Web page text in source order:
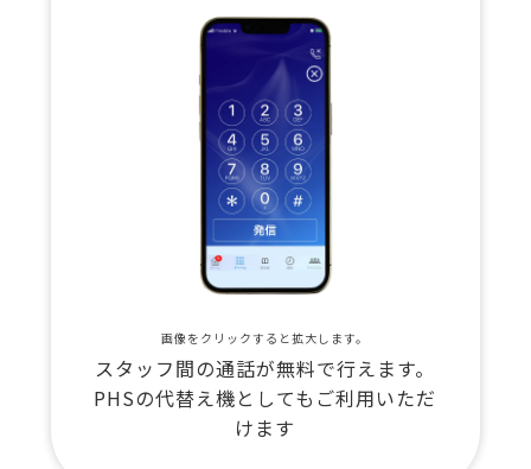
画像をクリックすると拡大します。
スタッフ間の通話が無料で行えます。
PHSの代替え機としてもご利用いただ
けます